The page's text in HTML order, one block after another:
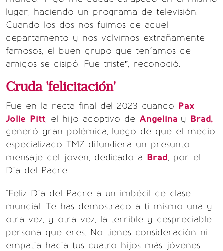
lugar, haciendo un programa de televisión.
Cuando los dos nos fuimos de aquel
departamento y nos volvimos extrañamente
famosos, el buen grupo que teníamos de
amigos se disipó. Fue triste”, reconoció.
Cruda 'felicitación'
Fue en la recta final del 2023 cuando Pax
Jolie Pitt, el hijo adoptivo de Angelina y Brad,
generó gran polémica, luego de que el medio
especializado TMZ difundiera un presunto
mensaje del joven, dedicado a Brad, por el
Día del Padre.
"Feliz Día del Padre a un imbécil de clase
mundial. Te has demostrado a ti mismo una y
otra vez, y otra vez, la terrible y despreciable
persona que eres. No tienes consideración ni
empatía hacía tus cuatro hijos más jóvenes,